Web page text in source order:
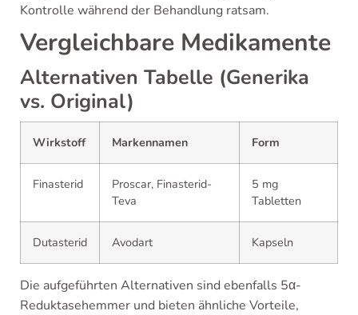
Kontrolle während der Behandlung ratsam.
Vergleichbare Medikamente
Alternativen Tabelle (Generika
vs. Original)
Wirkstoff Markennamen Form
Finasterid
Proscar, Finasterid-
Teva
5 mg
Tabletten
Dutasterid Avodart Kapseln
Die aufgeführten Alternativen sind ebenfalls 5α-
Reduktasehemmer und bieten ähnliche Vorteile,